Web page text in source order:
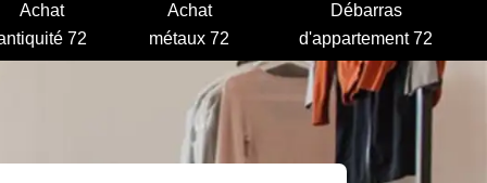
Achat
72
Achat
métaux 72
Débarras
d'appartement 72